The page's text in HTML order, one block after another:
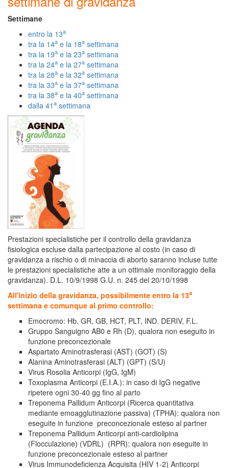
Settimane
entro la 13a
tra la 14a e la 18a settimana
tra la 19a e la 23a settimana
tra la 24a e la 27a settimana
tra la 28a e la 32a settimana
tra la 33a e la 37a settimana
tra la 38a e la 40a settimana
dalla 41 a settimana
Prestazioni specialistiche per il controllo della gravidanza
fisiologica escluse dalla partecipazione al costo (in caso di
gravidanza a rischio o di minaccia di aborto saranno incluse tutte
le prestazioni specialistiche atte a un ottimale monitoraggio della
gravidanza). D.L. 10/9/1998 G.U. n. 245 del 20/10/1998
All'inizio della gravidanza, possibilmente entro la 13a
settimana e comunque al primo controllo:
Emocromo: Hb, GR, GB, HCT, PLT, IND. DERIV, F.L.
Gruppo Sanguigno AB0 e Rh (D), qualora non eseguito in
funzione preconcezionale
Aspartato Aminotrasferasi (AST) (GOT) (S)
Alanina Aminotrasferasi (ALT) (GPT) (S/U)
Virus Rosolia Anticorpi (IgG, IgM)
Toxoplasma Anticorpi (E.I.A.): in caso di IgG negative
ripetere ogni 30-40 gg fino al parto
Treponema Pallidum Anticorpi (Ricerca quantitativa
mediante emoagglutinazione passiva) (TPHA): qualora non
eseguite in funzione preconcezionale esteso al partner
Treponema Pallidum Anticorpi anti-cardiolipina
(Flocculazione) (VDRL) (RPR): qualora non eseguite in
funzione preconcezionale esteso al partner
Virus Immunodeficienza Acquisita (HIV 1-2) Anticorpi